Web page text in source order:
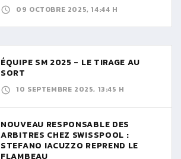
09 OCTOBRE 2025, 14:44 H
ÉQUIPE SM 2025 - LE TIRAGE AU
SORT
10 SEPTEMBRE 2025, 13:45 H
NOUVEAU RESPONSABLE DES
ARBITRES CHEZ SWISSPOOL :
STEFANO IACUZZO REPREND LE
FLAMBEAU